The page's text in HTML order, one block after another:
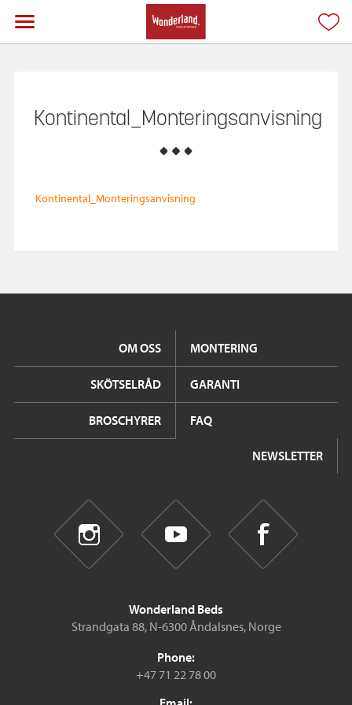
Kontinental_Monteringsanvisning
Kontinental_Monteringsanvisning
OM OSS MONTERING
SKÖTSELRÅD GARANTI
BROSCHYRER FAQ
NEWSLETTER
Wonderland Beds
Strandgata 88, N-6300 Åndalsnes, Norge
Phone:
+47 71 22 78 00